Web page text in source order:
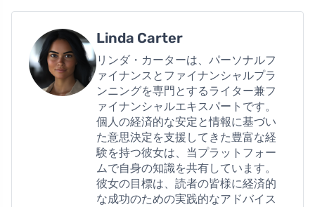
Linda Carter
リンダ・カーターは、パーソナルフ
ァイナンスとファイナンシャルプラ
ンニングを専門とするライター兼フ
ァイナンシャルエキスパートです。
個人の経済的な安定と情報に基づい
た意思決定を支援してきた豊富な経
験を持つ彼女は、当プラットフォー
ムで自身の知識を共有しています。
彼女の目標は、読者の皆様に経済的
な成功のための実践的なアドバイス